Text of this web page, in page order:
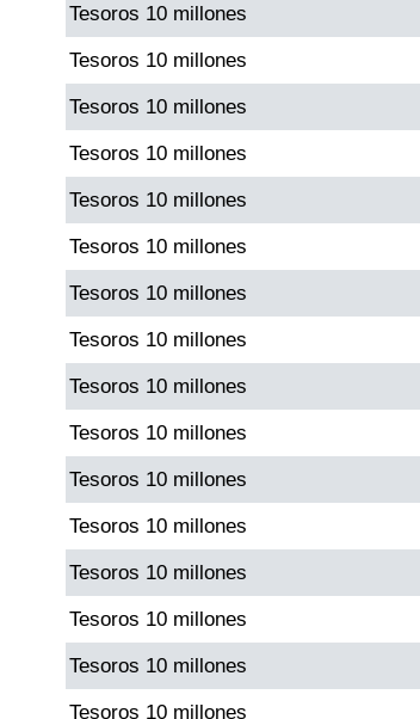
Tesoros 10 millones
Tesoros 10 millones
Tesoros 10 millones
Tesoros 10 millones
Tesoros 10 millones
Tesoros 10 millones
Tesoros 10 millones
Tesoros 10 millones
Tesoros 10 millones
Tesoros 10 millones
Tesoros 10 millones
Tesoros 10 millones
Tesoros 10 millones
Tesoros 10 millones
Tesoros 10 millones
Tesoros 10 millones